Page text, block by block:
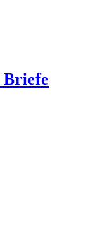
Briefe